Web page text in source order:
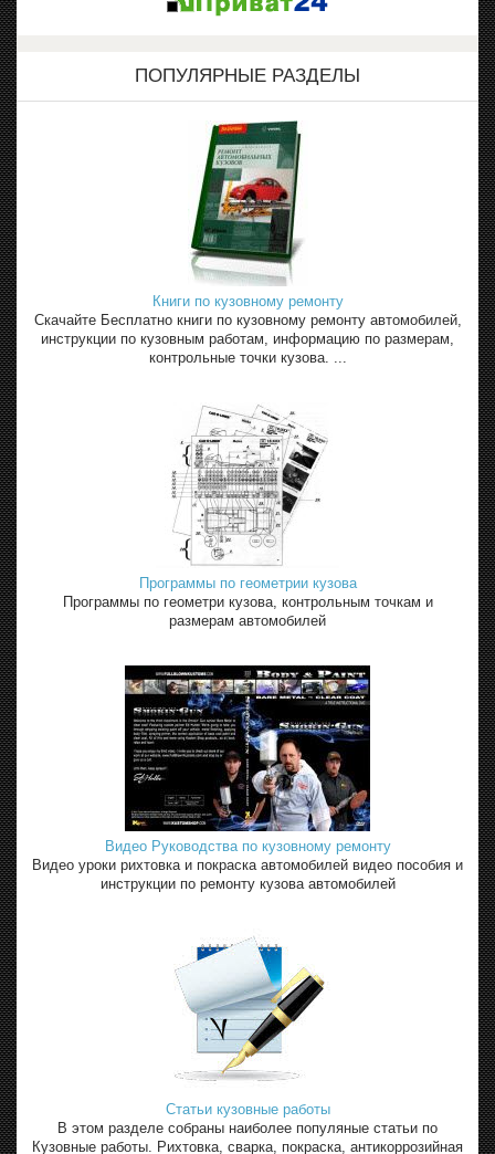
ПОПУЛЯРНЫЕ РАЗДЕЛЫ
Книги по кузовному ремонту
Скачайте Бесплатно книги по кузовному ремонту автомобилей,
инструкции по кузовным работам, информацию по размерам,
контрольные точки кузова. ...
Программы по геометрии кузова
Программы по геометри кузова, контрольным точкам и
размерам автомобилей
Видео Руководства по кузовному ремонту
Видео уроки рихтовка и покраска автомобилей видео пособия и
инструкции по ремонту кузова автомобилей
Статьи кузовные работы
В этом разделе собраны наиболее популяные статьи по
Кузовные работы. Рихтовка, сварка, покраска, антикоррозийная